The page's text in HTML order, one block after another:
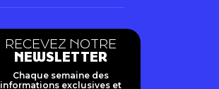
RECEVEZ NOTRE
NEWSLETTER
Chaque semaine des
informations exclusives et